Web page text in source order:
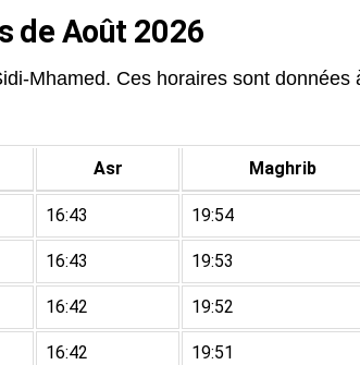
de Août 2026
Mhamed. Ces horaires sont données
Asr Maghrib
16:43 19:54
16:43 19:53
16:42 19:52
16:42 19:51